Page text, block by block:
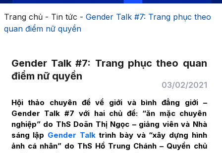
Trang chủ- Tin tức - Gender Talk #7: Trang phục theo
quan điểm nữ quyền
Gender Talk #7: Trang phục theo quan
điểm nữ quyền
03/02/2021
Hội thảo chuyên đề về giới và bình đẳng giới –
Gender Talk #7 với hai chủ đề: “ăn mặc chuyên
nghiệp” do ThS Doãn Thị Ngọc – giảng viên và Nhà
sáng lập Gender Talktrình bày và “xây dựng hình
ảnh cá nhân” do ThS Hồ Trung Chánh – Quyền chủ